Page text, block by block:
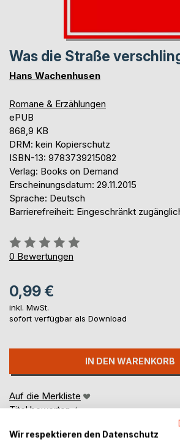
Was die Straße
Hans Wachenhusen
Romane & Erzählungen
ePUB
868,9 KB
DRM: kein Kopierschutz
ISBN-13: 9783739215082
Verlag: Books on Demand
Erscheinungsdatum: 29.11.2015
Sprache: Deutsch
Barrierefreiheit: Eingeschränkt
Bewertung::
0%
0 Bewertungen
0,99 €
inkl. MwSt.
sofort verfügbar als Download
IN DEN WARENKORB
Auf die Merkliste
Titel bewerten
Wir respektieren den Datenschutz